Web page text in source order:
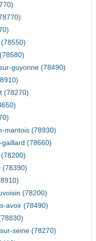
guyonne (78490)
(78270)
mantois (78930)
(78660)
(78390)
(78200)
avoir (78490)
seine (78270)